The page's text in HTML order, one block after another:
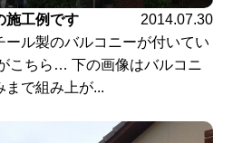
施工例です
2014.07.30
ール製のバルコニーが付いてい
こちら… 下の画像はバルコニ
まで組み上が...